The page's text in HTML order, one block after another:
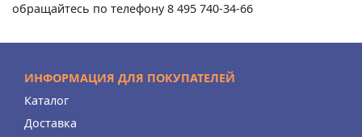
обращайтесь по телефону 8 495 740-34-66
ИНФОРМАЦИЯ ДЛЯ ПОКУПАТЕЛЕЙ
Каталог
Доставка